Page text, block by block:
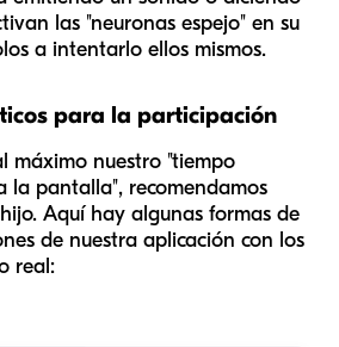
las "neuronas espejo" en su
a intentarlo ellos mismos.
para la participación
máximo nuestro "tiempo
la pantalla", recomendamos
Aquí hay algunas formas de
de nuestra aplicación con los
real: